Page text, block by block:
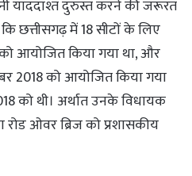
याददाश्त दुरुस्त करने की जरूरत
छत्तीसगढ़ में 18 सीटों के लिए
आयोजित किया गया था, और
2018 को आयोजित किया गया
को थी। अर्थात उनके विधायक
ओवर ब्रिज को प्रशासकीय